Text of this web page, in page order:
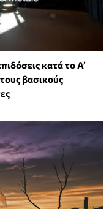
κατά το Α’
βασικούς